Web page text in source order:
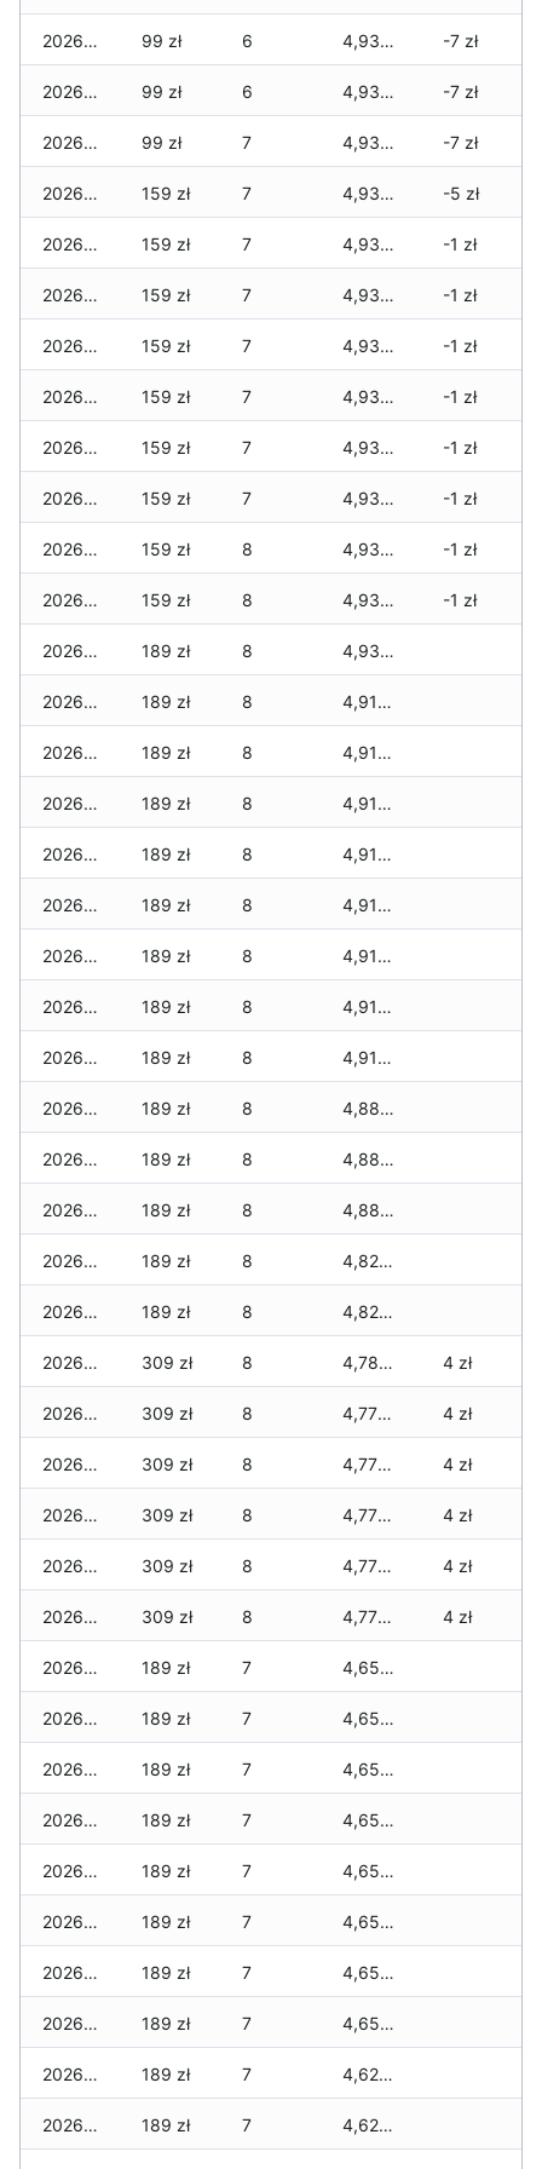
2026-07-27 99 zł 6 4,930 zł -7 zł
2026-07-26 99 zł 6 4,930 zł -7 zł
2026-07-24 99 zł 7 4,930 zł -7 zł
2026-07-23 159 zł 7 4,930 zł -5 zł
2026-07-22 159 zł 7 4,930 zł -1 zł
2026-07-21 159 zł 7 4,930 zł -1 zł
2026-07-20 159 zł 7 4,930 zł -1 zł
2026-07-18 159 zł 7 4,930 zł -1 zł
2026-07-17 159 zł 7 4,930 zł -1 zł
2026-07-16 159 zł 7 4,930 zł -1 zł
2026-07-15 159 zł 8 4,930 zł -1 zł
2026-07-14 159 zł 8 4,930 zł -1 zł
2026-07-13 189 zł 8 4,930 zł
2026-07-12 189 zł 8 4,917 zł
2026-07-11 189 zł 8 4,917 zł
2026-07-10 189 zł 8 4,917 zł
2026-07-09 189 zł 8 4,917 zł
2026-07-08 189 zł 8 4,917 zł
2026-07-07 189 zł 8 4,917 zł
2026-07-06 189 zł 8 4,917 zł
2026-07-05 189 zł 8 4,917 zł
2026-07-04 189 zł 8 4,887 zł
2026-07-03 189 zł 8 4,887 zł
2026-07-02 189 zł 8 4,887 zł
2026-07-01 189 zł 8 4,827 zł
2026-06-30 189 zł 8 4,827 zł
2026-06-28 309 zł 8 4,784 zł 4 zł
2026-06-27 309 zł 8 4,771 zł 4 zł
2026-06-26 309 zł 8 4,771 zł 4 zł
2026-06-25 309 zł 8 4,771 zł 4 zł
2026-06-24 309 zł 8 4,771 zł 4 zł
2026-06-23 309 zł 8 4,771 zł 4 zł
2026-06-22 189 zł 7 4,651 zł
2026-06-21 189 zł 7 4,651 zł
2026-06-20 189 zł 7 4,651 zł
2026-06-19 189 zł 7 4,651 zł
2026-06-18 189 zł 7 4,651 zł
2026-06-17 189 zł 7 4,651 zł
2026-06-16 189 zł 7 4,651 zł
2026-06-15 189 zł 7 4,651 zł
2026-06-14 189 zł 7 4,621 zł
2026-06-13 189 zł 7 4,621 zł